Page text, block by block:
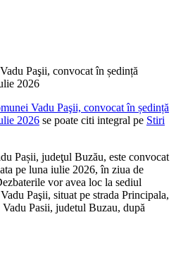
Vadu Paşii, convocat în ședință
2026 se poate citi integral pe Stiri
Pașii, judeţul Buzău, este convocat
pe luna iulie 2026, în ziua de
vor avea loc la sediul
Paşii, situat pe strada Principala,
Pasii, judetul Buzau, după